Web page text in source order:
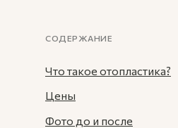
СОДЕРЖАНИЕ
Что такое отопластика?
Цены
Фото до и после